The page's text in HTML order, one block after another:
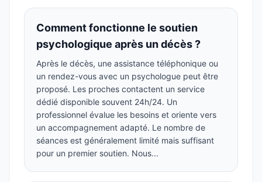
Comment fonctionne le soutien
psychologique après un décès ?
Après le décès, une assistance téléphonique ou
un rendez-vous avec un psychologue peut être
proposé. Les proches contactent un service
dédié disponible souvent 24h/24. Un
professionnel évalue les besoins et oriente vers
un accompagnement adapté. Le nombre de
séances est généralement limité mais suffisant
pour un premier soutien. Nous...